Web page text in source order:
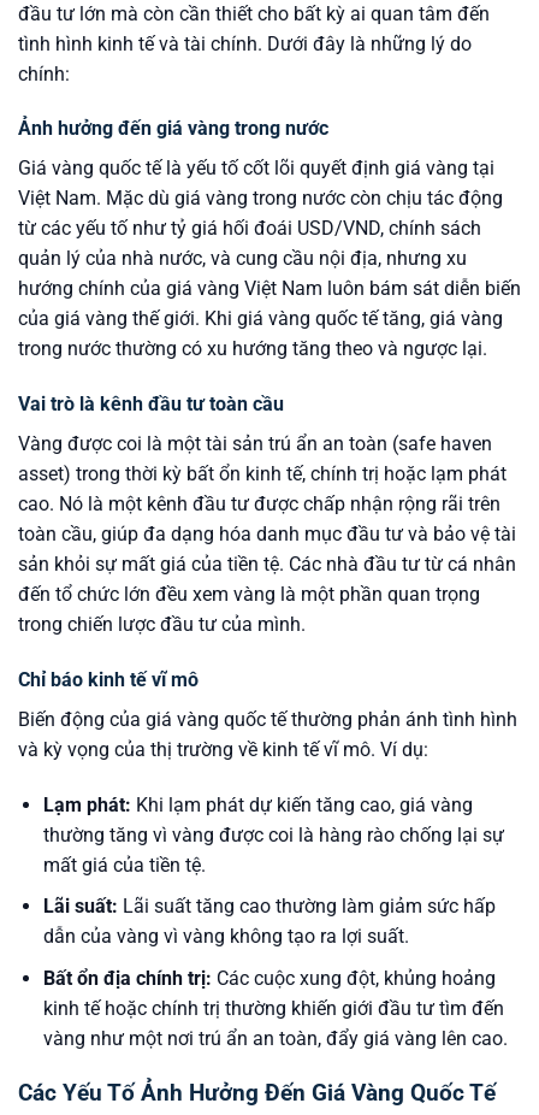
đầu tư lớn mà còn cần thiết cho bất kỳ ai quan tâm đến
tình hình kinh tế và tài chính. Dưới đây là những lý do
chính:
Ảnh hưởng đến giá vàng trong nước
Giá vàng quốc tế là yếu tố cốt lõi quyết định giá vàng tại
Việt Nam. Mặc dù giá vàng trong nước còn chịu tác động
từ các yếu tố như tỷ giá hối đoái USD/VND, chính sách
quản lý của nhà nước, và cung cầu nội địa, nhưng xu
hướng chính của giá vàng Việt Nam luôn bám sát diễn biến
của giá vàng thế giới. Khi giá vàng quốc tế tăng, giá vàng
trong nước thường có xu hướng tăng theo và ngược lại.
Vai trò là kênh đầu tư toàn cầu
Vàng được coi là một tài sản trú ẩn an toàn (safe haven
asset) trong thời kỳ bất ổn kinh tế, chính trị hoặc lạm phát
cao. Nó là một kênh đầu tư được chấp nhận rộng rãi trên
toàn cầu, giúp đa dạng hóa danh mục đầu tư và bảo vệ tài
sản khỏi sự mất giá của tiền tệ. Các nhà đầu tư từ cá nhân
đến tổ chức lớn đều xem vàng là một phần quan trọng
trong chiến lược đầu tư của mình.
Chỉ báo kinh tế vĩ mô
Biến động của giá vàng quốc tế thường phản ánh tình hình
và kỳ vọng của thị trường về kinh tế vĩ mô. Ví dụ:
Lạm phát: Khi lạm phát dự kiến tăng cao, giá vàng
thường tăng vì vàng được coi là hàng rào chống lại sự
mất giá của tiền tệ.
Lãi suất: Lãi suất tăng cao thường làm giảm sức hấp
dẫn của vàng vì vàng không tạo ra lợi suất.
Bất ổn địa chính trị: Các cuộc xung đột, khủng hoảng
kinh tế hoặc chính trị thường khiến giới đầu tư tìm đến
vàng như một nơi trú ẩn an toàn, đẩy giá vàng lên cao.
Các Yếu Tố Ảnh Hưởng Đến Giá Vàng Quốc Tế